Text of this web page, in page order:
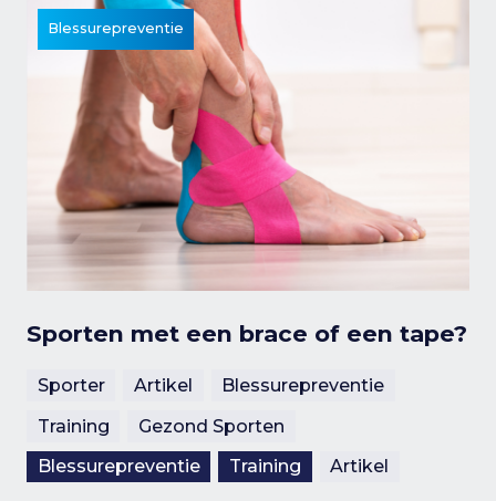
Blessurepreventie
Sporten met een brace of een tape?
Sporter Artikel
Blessurepreventie
Training
Gezond Sporten
Blessurepreventie
Training Artikel